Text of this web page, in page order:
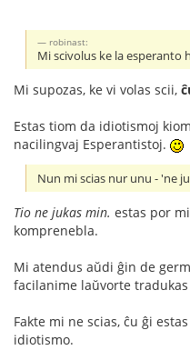
robinast:
Mi scivolus ke la esperanto
Mi supozas, ke vi volas scii,
Estas tiom da idiotismoj
nacilingvaj Esperantistoj.
Nun mi scias nur unu - 'ne
Tio ne jukas min. estas por
komprenebla.
Mi atendus aŭdi ĝin de
facilanime laŭvorte
Fakte mi ne scias, ĉu ĝi
idiotismo.